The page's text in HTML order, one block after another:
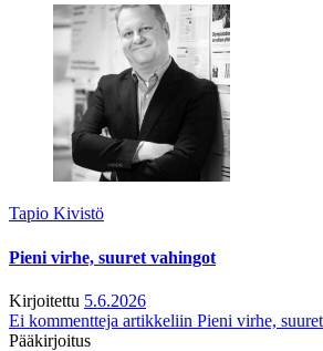
Tapio Kivistö
Pieni virhe, suuret vahingot
Kirjoitettu 5.6.2026
Ei kommentteja artikkeliin Pieni virhe,
Pääkirjoitus